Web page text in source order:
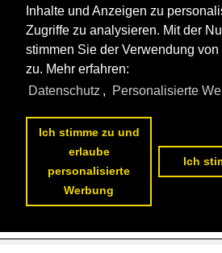
Inhalte und Anzeigen zu
Zugriffe zu analysieren. Mit der
stimmen Sie der Verwendung
zu. Mehr erfahren:
Datenschutz , Personalisierte
Ich stimme zu und
erlaube
personalisierte
Werbung
Ich